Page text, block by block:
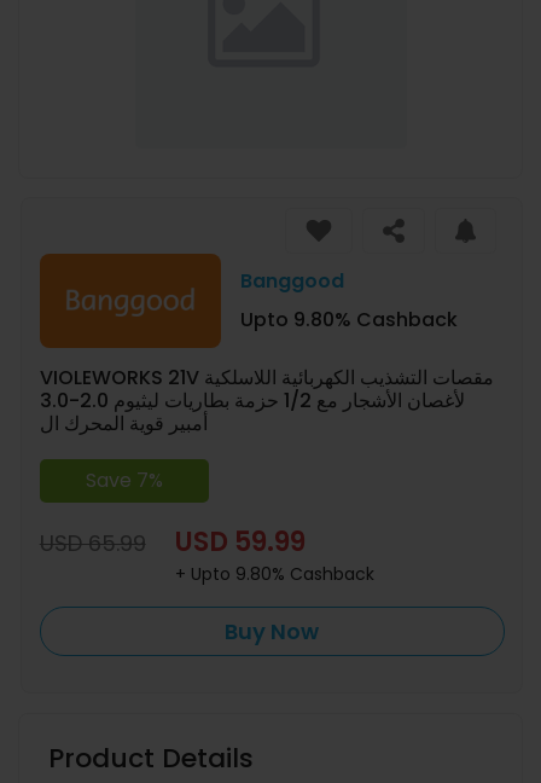
Banggood
Upto 9.80% Cashback
VIOLEWORKS 21V مقصات التشذيب الكهربائية اللاسلكية
لأغصان الأشجار مع 1/2 حزمة بطاريات ليثيوم 2.0-3.0
أمبير قوية المحرك ال
Save 7%
USD 65.99 USD 59.99
+ Upto 9.80% Cashback
Buy Now
Product Details